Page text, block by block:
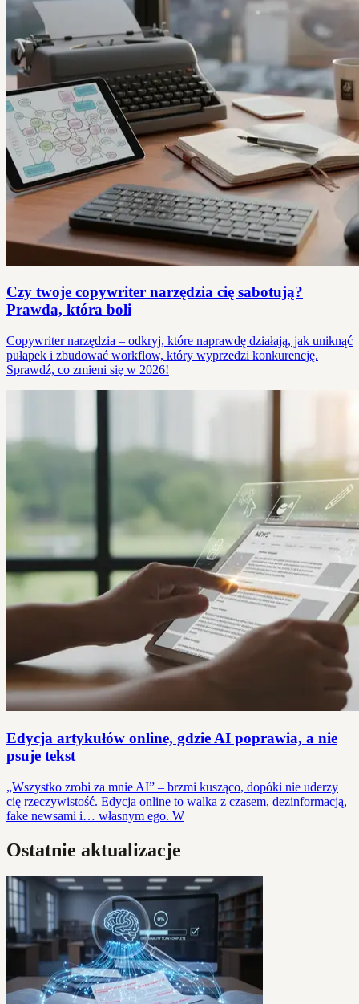
Czy twoje copywriter narzędzia cię sabotują?
Prawda, która boli
Copywriter narzędzia – odkryj, które naprawdę działają, jak uniknąć
pułapek i zbudować workflow, który wyprzedzi konkurencję.
Sprawdź, co zmieni się w 2026!
Edycja artykułów online, gdzie AI poprawia, a nie
psuje tekst
„Wszystko zrobi za mnie AI” – brzmi kusząco, dopóki nie uderzy
cię rzeczywistość. Edycja online to walka z czasem, dezinformacją,
fake newsami i… własnym ego. W
Ostatnie aktualizacje